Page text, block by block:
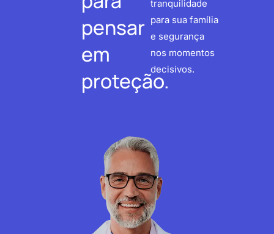
pensar
em
proteção.
tranquilidade
para sua família
e segurança
nos momentos
decisivos.